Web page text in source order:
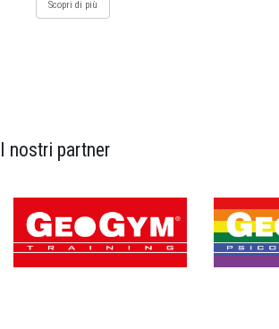
Scopri di più
I nostri partner